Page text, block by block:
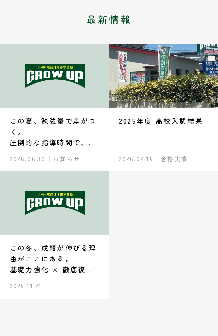
最新情報
この夏、勉強量で差がつ
く。
圧倒的な指導時間で、成
2026.06.30 お知らせ
2025年度 高校入試結果
2026.04.15 合格実績
この冬、成績が伸びる理
由がここにある。
基礎力強化 × 徹底復習
2025.11.21